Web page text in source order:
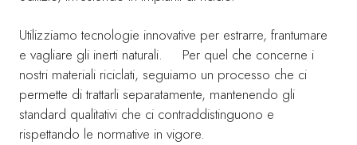
Utilizziamo tecnologie innovative per estrarre, frantumare
e vagliare gli inerti naturali. Per quel che concerne i
nostri materiali riciclati, seguiamo un processo che ci
permette di trattarli separatamente, mantenendo gli
standard qualitativi che ci contraddistinguono e
rispettando le normative in vigore.